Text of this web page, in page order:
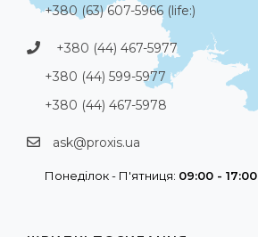
+380 (63) 607-5966 (life:)
+380 (44) 467-5977
+380 (44) 599-5977
+380 (44) 467-5978
ask@proxis.ua
Понеділок - П'ятниця: 09:00 - 17:00